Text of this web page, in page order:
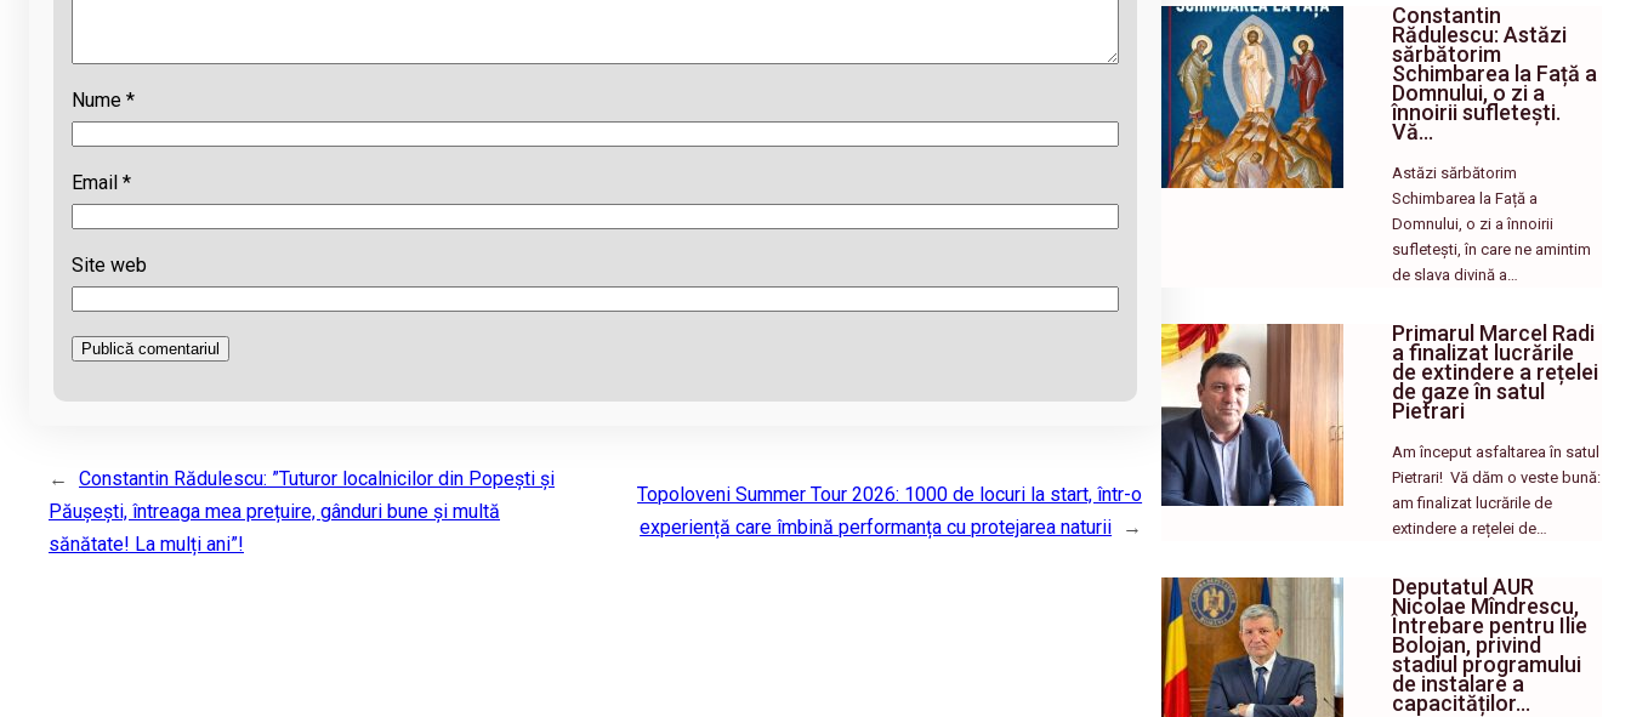
Nume *
Email *
Site web
←
Constantin Rădulescu: ​”Tuturor localnicilor din Popești și
Păușești, întreaga mea prețuire, gânduri bune și multă
sănătate! La mulți ani”!
Topoloveni Summer Tour 2026: 1000 de locuri la start, într-o
experiență care îmbină performanța cu protejarea naturii
→
Constantin
Rădulescu: Astăzi
sărbătorim
Schimbarea la Față a
Domnului, o zi a
înnoirii sufletești.
Vă…
Astăzi sărbătorim
Schimbarea la Față a
Domnului, o zi a înnoirii
sufletești, în care ne amintim
de slava divină a…
Primarul Marcel Radi
a finalizat lucrările
de extindere a rețelei
de gaze în satul
Pietrari
Am început asfaltarea în satul
Pietrari! ​ Vă dăm o veste bună:
am finalizat lucrările de
extindere a rețelei de…
Deputatul AUR
Nicolae Mîndrescu,
Întrebare pentru Ilie
Bolojan, privind
stadiul programului
de instalare a
capacităților…